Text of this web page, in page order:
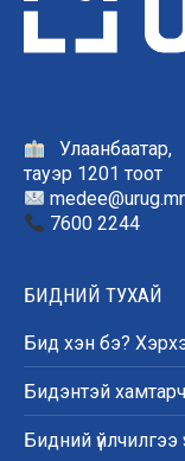
Улаанбаатар,
тауэр 1201 тоот
7600 2244
БИДНИЙ ТУХАЙ
Бид хэн бэ?
Бидэнтэй
Бидний үйлчилгээ